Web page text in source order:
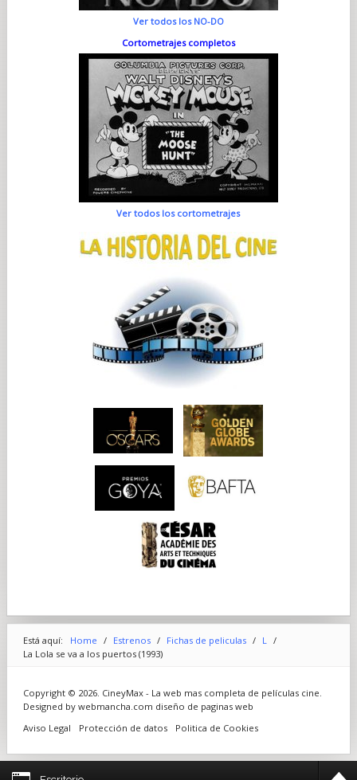
Ver todos los NO-DO
Cortometrajes completos
Ver todos los cortometrajes
Está aquí: Home / Estrenos / Fichas de peliculas / L
/
La Lola se va a los puertos (1993)
Copyright © 2026. CineyMax - La web mas completa de películas cine.
Designed by webmancha.com diseño de paginas web
Aviso Legal
Protección de datos Politica de Cookies